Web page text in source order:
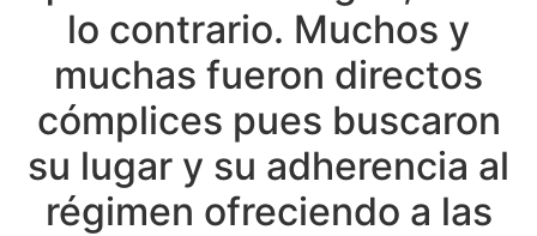
lo contrario. Muchos y
muchas fueron directos
cómplices pues buscaron
su lugar y su adherencia al
régimen ofreciendo a las